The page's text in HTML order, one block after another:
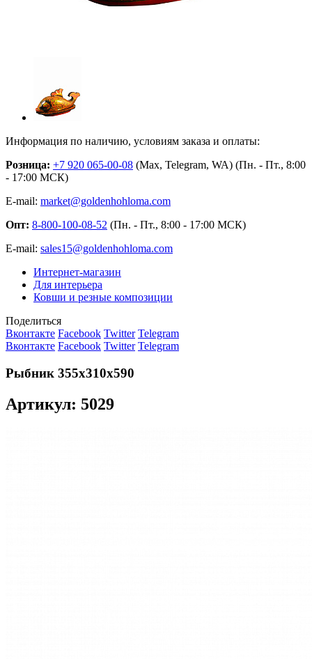
Информация по наличию, условиям заказа и оплаты:
Розница: +7 920 065-00-08 (Max, Telegram, WA) (Пн. - Пт., 8:00
- 17:00 МСК)
E-mail: market@goldenhohloma.com
Опт: 8-800-100-08-52 (Пн. - Пт., 8:00 - 17:00 МСК)
E-mail: sales15@goldenhohloma.com
Интернет-магазин
Для интерьера
Ковши и резные композиции
Поделиться
Вконтакте Facebook Twitter Telegram
Вконтакте Facebook Twitter Telegram
Рыбник 355х310х590
Артикул: 5029